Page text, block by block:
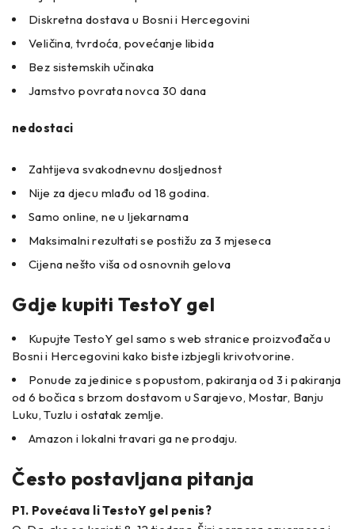
Diskretna dostava u Bosni i Hercegovini
Veličina, tvrdoća, povećanje libida
Bez sistemskih učinaka
Jamstvo povrata novca 30 dana
nedostaci
Zahtijeva svakodnevnu dosljednost
Nije za djecu mlađu od 18 godina.
Samo online, ne u ljekarnama
Maksimalni rezultati se postižu za 3 mjeseca
Cijena nešto viša od osnovnih gelova
Gdje kupiti TestoY gel
Kupujte TestoY gel samo s web stranice proizvođača u
Bosni i Hercegovini kako biste izbjegli krivotvorine.
Ponude za jedinice s popustom, pakiranja od 3 i pakiranja
od 6 bočica s brzom dostavom u Sarajevo, Mostar, Banju
Luku, Tuzlu i ostatak zemlje.
Amazon i lokalni travari ga ne prodaju.
Često postavljana pitanja
P1. Povećava li TestoY gel penis?